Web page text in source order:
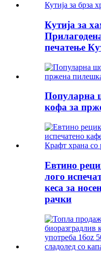
Кутија за
печатење
Популарна
кофа за
Евтино
лого
кеса за
рачки